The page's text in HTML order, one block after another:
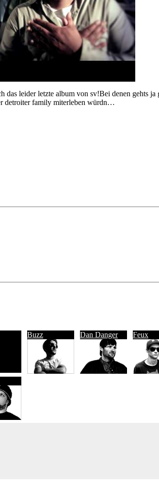
leider letzte album von sv!Bei denen gehts ja
detroiter family miterleben würdn…
Buzz Dan Danger Feux